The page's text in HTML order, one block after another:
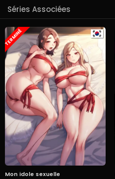
Séries Associées
TERMINÉ
Mon idole sexuelle